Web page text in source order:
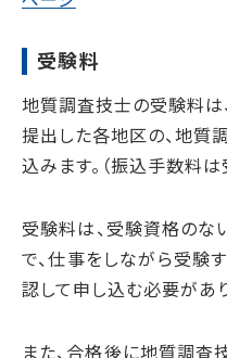
受験料
地質調査技士の受験料は
提出した各地区の、地質
込みます。（振込手数料
受験料は、受験資格のな
で、仕事をしながら受験
認して申し込む必要があり
また、合格後に地質調査